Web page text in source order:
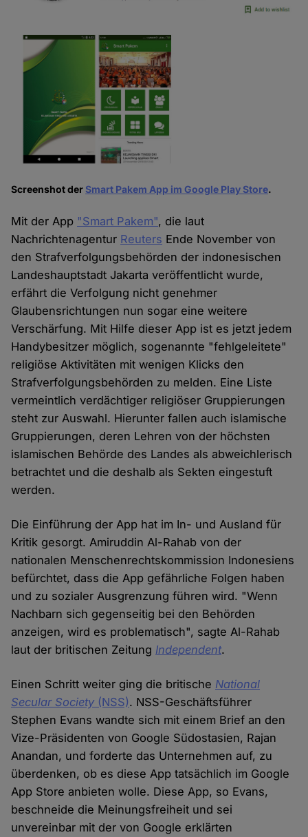
Screenshot derSmart Pakem App im Google Play Store.
Mit der App "Smart Pakem", die laut
Nachrichtenagentur Reuters Ende November von
den Strafverfolgungsbehörden der indonesischen
Landeshauptstadt Jakarta veröffentlicht wurde,
erfährt die Verfolgung nicht genehmer
Glaubensrichtungen nun sogar eine weitere
Verschärfung. Mit Hilfe dieser App ist es jetzt jedem
Handybesitzer möglich, sogenannte "fehlgeleitete"
religiöse Aktivitäten mit wenigen Klicks den
Strafverfolgungsbehörden zu melden. Eine Liste
vermeintlich verdächtiger religiöser Gruppierungen
steht zur Auswahl. Hierunter fallen auch islamische
Gruppierungen, deren Lehren von der höchsten
islamischen Behörde des Landes als abweichlerisch
betrachtet und die deshalb als Sekten eingestuft
werden.
Die Einführung der App hat im In- und Ausland für
Kritik gesorgt. Amiruddin Al-Rahab von der
nationalen Menschenrechtskommission Indonesiens
befürchtet, dass die App gefährliche Folgen haben
und zu sozialer Ausgrenzung führen wird. "Wenn
Nachbarn sich gegenseitig bei den Behörden
anzeigen, wird es problematisch", sagte Al-Rahab
laut der britischen Zeitung Independent.
Einen Schritt weiter ging die britische National
Secular Society (NSS). NSS-Geschäftsführer
Stephen Evans wandte sich mit einem Brief an den
Vize-Präsidenten von Google Südostasien, Rajan
Anandan, und forderte das Unternehmen auf, zu
überdenken, ob es diese App tatsächlich im Google
App Store anbieten wolle. Diese App, so Evans,
beschneide die Meinungsfreiheit und sei
unvereinbar mit der von Google erklärten